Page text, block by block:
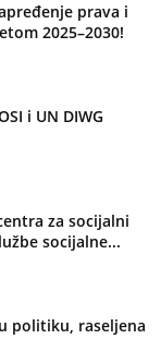
prava i
2025–2030!
i UN DIWG
za socijalni
socijalne...
politiku, raseljena